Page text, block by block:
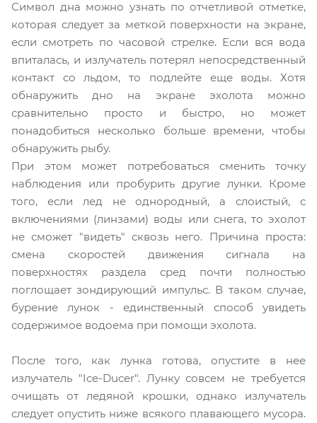
Символ дна можно узнать по отчетливой отметке,
которая следует за меткой поверхности на экране,
если смотреть по часовой стрелке. Если вся вода
впиталась, и излучатель потерял непосредственный
контакт со льдом, то подлейте еще воды. Хотя
обнаружить дно на экране эхолота можно
сравнительно просто и быстро, но может
понадобиться несколько больше времени, чтобы
обнаружить рыбу.
При этом может потребоваться сменить точку
наблюдения или пробурить другие лунки. Кроме
того, если лед не однородный, а слоистый, с
включениями (линзами) воды или снега, то эхолот
не сможет "видеть" сквозь него. Причина проста:
смена скоростей движения сигнала на
поверхностях раздела сред почти полностью
поглощает зондирующий импульс. В таком случае,
бурение лунок - единственный способ увидеть
содержимое водоема при помощи эхолота.
После того, как лунка готова, опустите в нее
излучатель "Ice-Ducer". Лунку совсем не требуется
очищать от ледяной крошки, однако излучатель
следует опустить ниже всякого плавающего мусора.